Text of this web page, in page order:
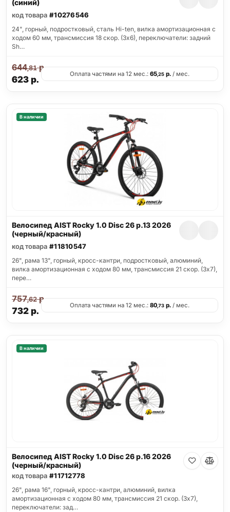
(синий)
код товара #10276546
24", горный, подростковый, сталь Hi-ten, вилка амортизационная с
ходом 60 мм, трансмиссия 18 скор. (3х6), переключатели: задний
Sh…
623р.
644,81р.
Оплата частями на 12 мес.: 65,25р./ мес.
В наличии
Велосипед AIST Rocky 1.0 Disc 26 р.13 2026
(черный/красный)
код товара #11810547
26", рама 13", горный, кросс-кантри, подростковый, алюминий,
вилка амортизационная с ходом 80 мм, трансмиссия 21 скор. (3х7),
пере…
732р.
757,62р.
Оплата частями на 12 мес.: 80,73р./ мес.
В наличии
Велосипед AIST Rocky 1.0 Disc 26 р.16 2026
(черный/красный)
код товара #11712778
26", рама 16", горный, кросс-кантри, алюминий, вилка
амортизационная с ходом 80 мм, трансмиссия 21 скор. (3х7),
переключатели: зад…